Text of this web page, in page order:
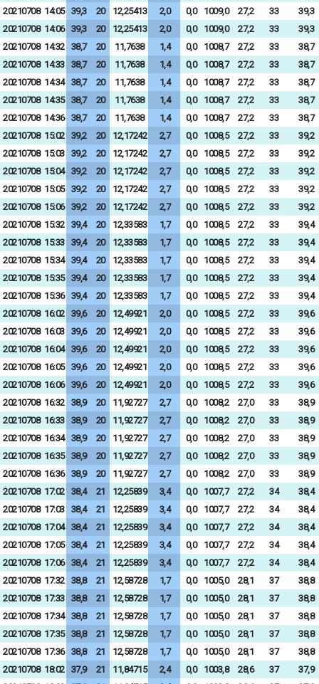
20210708 14:05 39,3 20 12,25413 2,0 0,0 1009,0 27,2 33
39,3
20210708 14:06 39,3 20 12,25413 2,0 0,0 1009,0 27,2 33
39,3
20210708 14:32 38,7 20 11,7638 1,4 0,0 1008,7 27,2 33
38,7
20210708 14:33 38,7 20 11,7638 1,4 0,0 1008,7 27,2 33
38,7
20210708 14:34 38,7 20 11,7638 1,4 0,0 1008,7 27,2 33
38,7
20210708 14:35 38,7 20 11,7638 1,4 0,0 1008,7 27,2 33
38,7
20210708 14:36 38,7 20 11,7638 1,4 0,0 1008,7 27,2 33
38,7
20210708 15:02 39,2 20 12,17242 2,7 0,0 1008,5 27,2 33
39,2
20210708 15:03 39,2 20 12,17242 2,7 0,0 1008,5 27,2 33
39,2
20210708 15:04 39,2 20 12,17242 2,7 0,0 1008,5 27,2 33
39,2
20210708 15:05 39,2 20 12,17242 2,7 0,0 1008,5 27,2 33
39,2
20210708 15:06 39,2 20 12,17242 2,7 0,0 1008,5 27,2 33
39,2
20210708 15:32 39,4 20 12,33583 1,7 0,0 1008,5 27,2 33
39,4
20210708 15:33 39,4 20 12,33583 1,7 0,0 1008,5 27,2 33
39,4
20210708 15:34 39,4 20 12,33583 1,7 0,0 1008,5 27,2 33
39,4
20210708 15:35 39,4 20 12,33583 1,7 0,0 1008,5 27,2 33
39,4
20210708 15:36 39,4 20 12,33583 1,7 0,0 1008,5 27,2 33
39,4
20210708 16:02 39,6 20 12,49921 2,0 0,0 1008,5 27,2 33
39,6
20210708 16:03 39,6 20 12,49921 2,0 0,0 1008,5 27,2 33
39,6
20210708 16:04 39,6 20 12,49921 2,0 0,0 1008,5 27,2 33
39,6
20210708 16:05 39,6 20 12,49921 2,0 0,0 1008,5 27,2 33
39,6
20210708 16:06 39,6 20 12,49921 2,0 0,0 1008,5 27,2 33
39,6
20210708 16:32 38,9 20 11,92727 2,7 0,0 1008,2 27,0 33
38,9
20210708 16:33 38,9 20 11,92727 2,7 0,0 1008,2 27,0 33
38,9
20210708 16:34 38,9 20 11,92727 2,7 0,0 1008,2 27,0 33
38,9
20210708 16:35 38,9 20 11,92727 2,7 0,0 1008,2 27,0 33
38,9
20210708 16:36 38,9 20 11,92727 2,7 0,0 1008,2 27,0 33
38,9
20210708 17:02 38,4 21 12,25839 3,4 0,0 1007,7 27,2 34
38,4
20210708 17:03 38,4 21 12,25839 3,4 0,0 1007,7 27,2 34
38,4
20210708 17:04 38,4 21 12,25839 3,4 0,0 1007,7 27,2 34
38,4
20210708 17:05 38,4 21 12,25839 3,4 0,0 1007,7 27,2 34
38,4
20210708 17:06 38,4 21 12,25839 3,4 0,0 1007,7 27,2 34
38,4
20210708 17:32 38,8 21 12,58728 1,7 0,0 1005,0 28,1 37
38,8
20210708 17:33 38,8 21 12,58728 1,7 0,0 1005,0 28,1 37
38,8
20210708 17:34 38,8 21 12,58728 1,7 0,0 1005,0 28,1 37
38,8
20210708 17:35 38,8 21 12,58728 1,7 0,0 1005,0 28,1 37
38,8
20210708 17:36 38,8 21 12,58728 1,7 0,0 1005,0 28,1 37
38,8
20210708 18:02 37,9 21 11,84715 2,4 0,0 1003,8 28,6 37
37,9